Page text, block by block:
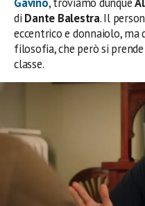
di Dante Balestra. Il
eccentrico e donnaiolo, ma
filosofia, che però si
classe.